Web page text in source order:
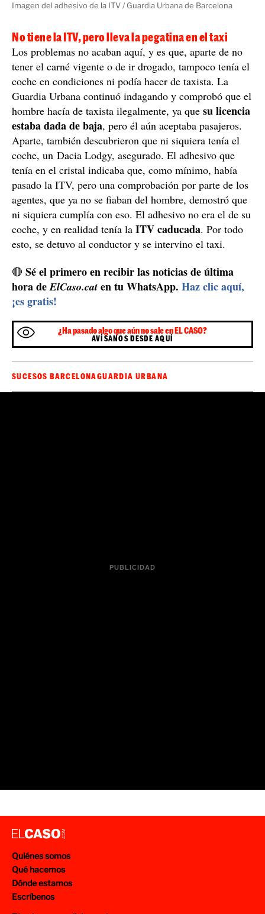
Imagen del adhesivo de la ITV / Guardia Urbana de Barcelona
No tiene la ITV, pero lleva la pegatina en el taxi
Los problemas no acaban aquí, y es que, aparte de no
tener el carné vigente o de ir drogado, tampoco tenía el
coche en condiciones ni podía hacer de taxista. La
Guardia Urbana continuó indagando y comprobó que el
hombre hacía de taxista ilegalmente, ya que su licencia
estaba dada de baja, pero él aún aceptaba pasajeros.
Aparte, también descubrieron que ni siquiera tenía el
coche, un Dacia Lodgy, asegurado. El adhesivo que
tenía en el cristal indicaba que, como mínimo, había
pasado la ITV, pero una comprobación por parte de los
agentes, que ya no se fiaban del hombre, demostró que
ni siquiera cumplía con eso. El adhesivo no era el de su
coche, y en realidad tenía la ITV caducada. Por todo
esto, se detuvo al conductor y se intervino el taxi.
🔴 Sé el primero en recibir las noticias de última
hora deElCaso.cat en tu WhatsApp. Haz clic aquí,
¡es gratis!
¿Ha pasado algo que aún no sale en EL CASO?
AVÍSANOS DESDE AQUÍ
SUCESOS BARCELONAGUARDIA URBANA
Quiénes somos
Qué hacemos
Dónde estamos
Escríbenos